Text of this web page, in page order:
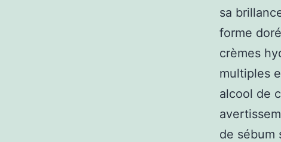
sa
forme
crèmes
multiples
alcool de
de sébum